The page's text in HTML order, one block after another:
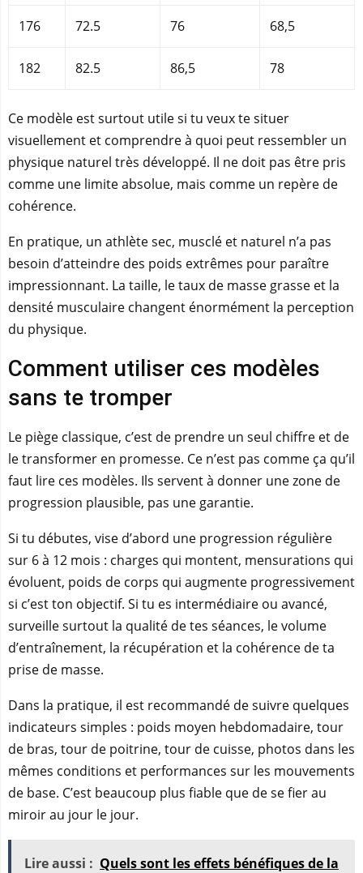
176 72.5 76 68,5
182 82.5 86,5 78
Ce modèle est surtout utile si tu veux te situer
visuellement et comprendre à quoi peut ressembler un
physique naturel très développé. Il ne doit pas être pris
comme une limite absolue, mais comme un repère de
cohérence.
En pratique, un athlète sec, musclé et naturel n’a pas
besoin d’atteindre des poids extrêmes pour paraître
impressionnant. La taille, le taux de masse grasse et la
densité musculaire changent énormément la perception
du physique.
Comment utiliser ces modèles
sans te tromper
Le piège classique, c’est de prendre un seul chiffre et de
le transformer en promesse. Ce n’est pas comme ça qu’il
faut lire ces modèles. Ils servent à donner une zone de
progression plausible, pas une garantie.
Si tu débutes, vise d’abord une progression régulière
sur 6 à 12 mois : charges qui montent, mensurations qui
évoluent, poids de corps qui augmente progressivement
si c’est ton objectif. Si tu es intermédiaire ou avancé,
surveille surtout la qualité de tes séances, le volume
d’entraînement, la récupération et la cohérence de ta
prise de masse.
Dans la pratique, il est recommandé de suivre quelques
indicateurs simples : poids moyen hebdomadaire, tour
de bras, tour de poitrine, tour de cuisse, photos dans les
mêmes conditions et performances sur les mouvements
de base. C’est beaucoup plus fiable que de se fier au
miroir au jour le jour.
Lire aussi : Quels sont les effets bénéfiques de la